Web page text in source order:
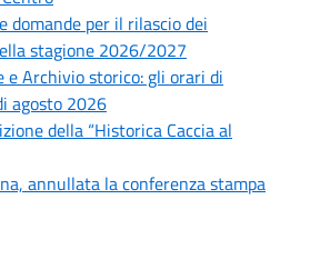
domande per il rilascio dei
stagione 2026/2027
e Archivio storico: gli orari di
agosto 2026
della “Historica Caccia al
annullata la conferenza stampa